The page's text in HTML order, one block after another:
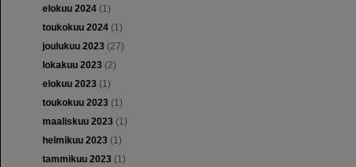
elokuu 2024(1)
toukokuu 2024(1)
joulukuu 2023(27)
lokakuu 2023(2)
elokuu 2023(1)
toukokuu 2023(1)
maaliskuu 2023(1)
helmikuu 2023(1)
tammikuu 2023(1)